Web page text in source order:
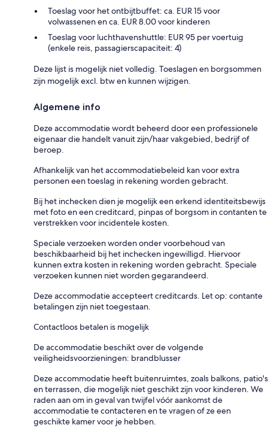
Toeslag voor het ontbijtbuffet: ca. EUR 15 voor
volwassenen en ca. EUR 8.00 voor kinderen
Toeslag voor luchthavenshuttle: EUR 95 per voertuig
(enkele reis, passagierscapaciteit: 4)
Deze lijst is mogelijk niet volledig. Toeslagen en borgsommen
zijn mogelijk excl. btw en kunnen wijzigen.
Algemene info
Deze accommodatie wordt beheerd door een professionele
eigenaar die handelt vanuit zijn/haar vakgebied, bedrijf of
beroep.
Afhankelijk van het accommodatiebeleid kan voor extra
personen een toeslag in rekening worden gebracht.
Bij het inchecken dien je mogelijk een erkend identiteitsbewijs
met foto en een creditcard, pinpas of borgsom in contanten te
verstrekken voor incidentele kosten.
Speciale verzoeken worden onder voorbehoud van
beschikbaarheid bij het inchecken ingewilligd. Hiervoor
kunnen extra kosten in rekening worden gebracht. Speciale
verzoeken kunnen niet worden gegarandeerd.
Deze accommodatie accepteert creditcards. Let op: contante
betalingen zijn niet toegestaan.
Contactloos betalen is mogelijk
De accommodatie beschikt over de volgende
veiligheidsvoorzieningen: brandblusser
Deze accommodatie heeft buitenruimtes, zoals balkons, patio's
en terrassen, die mogelijk niet geschikt zijn voor kinderen. We
raden aan om in geval van twijfel vóór aankomst de
accommodatie te contacteren en te vragen of ze een
geschikte kamer voor je hebben.